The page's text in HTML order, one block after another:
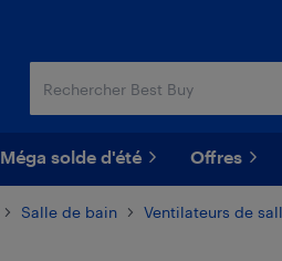
Méga solde d'été Offres
Salle de bain Ventilateurs de